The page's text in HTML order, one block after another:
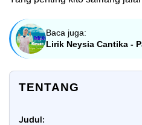
Baca juga:
Lirik Neysia Cantika -
TENTANG
Judul